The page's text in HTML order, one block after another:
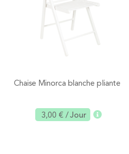
Chaise Minorca blanche pliante
3,00 € / Jour